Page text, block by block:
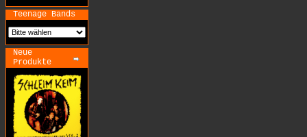
Teenage Bands
Neue
Produkte